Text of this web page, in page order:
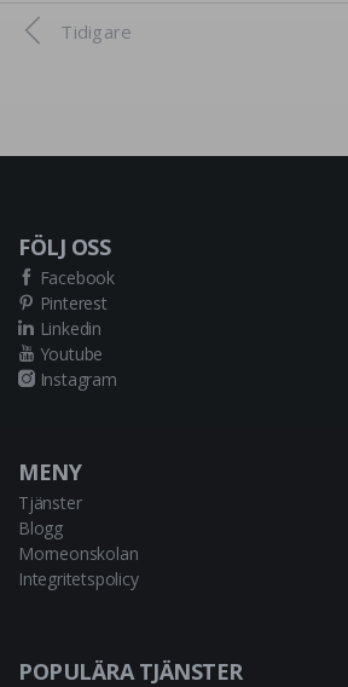
Tidigare
FÖLJ OSS
Facebook
Pinterest
Linkedin
Youtube
Instagram
MENY
Tjänster
Blogg
Morneonskolan
Integritetspolicy
POPULÄRA TJÄNSTER